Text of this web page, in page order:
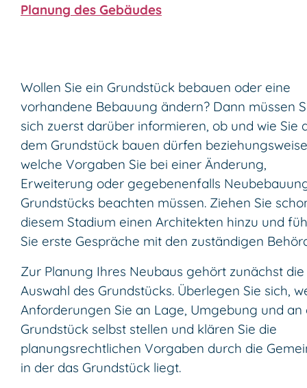
Planung des Gebäudes
Wollen Sie ein Grundstück bebauen oder eine
vorhandene Bebauung ändern? Dann müssen
sich zuerst darüber informieren, ob und wie Sie
dem Grundstück bauen dürfen beziehungsweise
welche Vorgaben Sie bei einer Änderung,
Erweiterung oder gegebenenfalls
Grundstücks beachten müssen. Ziehen Sie
diesem Stadium einen Architekten hinzu und
Sie erste Gespräche mit den zuständigen
Zur Planung Ihres Neubaus gehört zunächst die
Auswahl des Grundstücks. Überlegen Sie sich,
Anforderungen Sie an Lage, Umgebung und an
Grundstück selbst stellen und klären Sie die
planungsrechtlichen Vorgaben durch die
in der das Grundstück liegt.